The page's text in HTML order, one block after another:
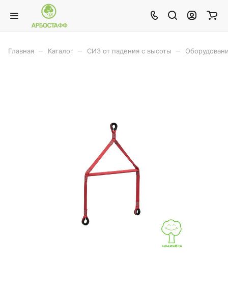
Главная Каталог СИЗ от падения с высоты